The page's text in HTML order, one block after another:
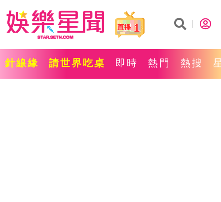
1
針線緣 請世界吃桌 即時 熱門 熱搜